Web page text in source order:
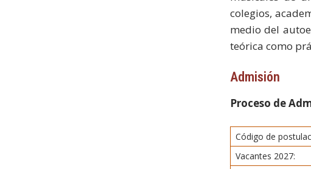
colegios,
medio del
teórica como
Admisión
Proceso de
Código de
Vacantes 2027: